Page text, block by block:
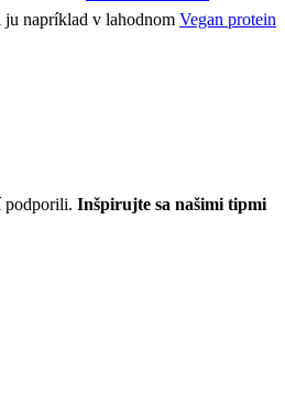
ju napríklad v lahodnom Vegan protein
podporili. Inšpirujte sa našimi tipmi